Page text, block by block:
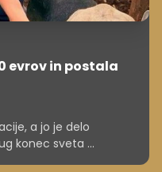
evrov in postala
a jo je delo
konec sveta ...